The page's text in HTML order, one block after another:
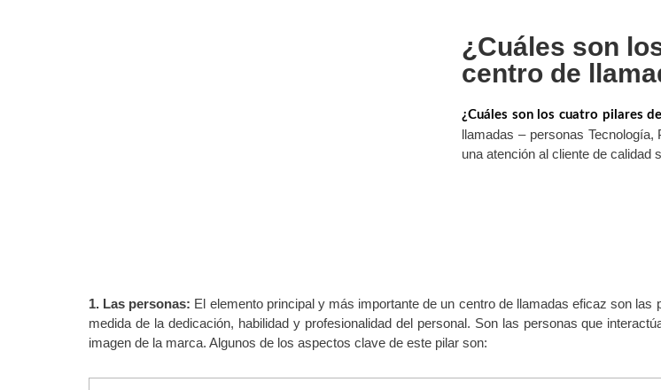
¿Cuáles son
centro de
¿Cuáles son los cuatro pilares
llamadas – personas
una atención al cliente de calidad
1. Las personas: El elemento principal y más importante de un centro de llamadas eficaz son
medida de la dedicación, habilidad y profesionalidad del personal. Son las personas que
imagen de la marca. Algunos de los aspectos clave de este pilar son: